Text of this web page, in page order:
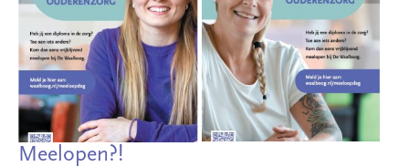
Meelopen?!